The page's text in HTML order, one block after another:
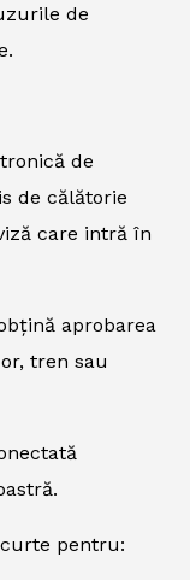
de
de
de călătorie
care intră în
aprobarea
tren sau
pentru: